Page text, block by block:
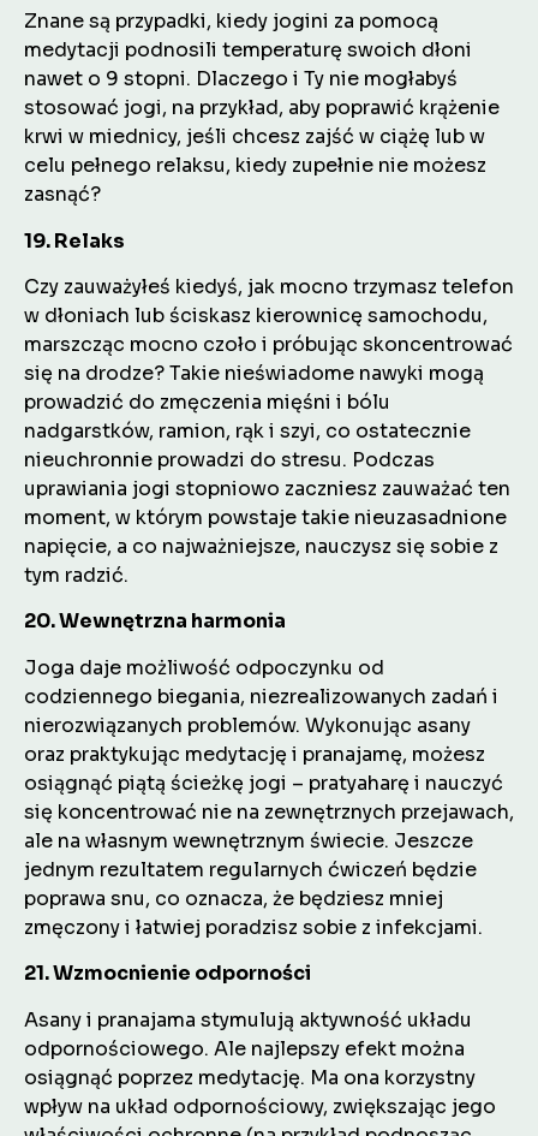
Znane są przypadki, kiedy jogini za pomocą
medytacji podnosili temperaturę swoich dłoni
nawet o 9 stopni. Dlaczego i Ty nie mogłabyś
stosować jogi, na przykład, aby poprawić krążenie
krwi w miednicy, jeśli chcesz zajść w ciążę lub w
celu pełnego relaksu, kiedy zupełnie nie możesz
zasnąć?
19. Relaks
Czy zauważyłeś kiedyś, jak mocno trzymasz telefon
w dłoniach lub ściskasz kierownicę samochodu,
marszcząc mocno czoło i próbując skoncentrować
się na drodze? Takie nieświadome nawyki mogą
prowadzić do zmęczenia mięśni i bólu
nadgarstków, ramion, rąk i szyi, co ostatecznie
nieuchronnie prowadzi do stresu. Podczas
uprawiania jogi stopniowo zaczniesz zauważać ten
moment, w którym powstaje takie nieuzasadnione
napięcie, a co najważniejsze, nauczysz się sobie z
tym radzić.
20. Wewnętrzna harmonia
Joga daje możliwość odpoczynku od
codziennego biegania, niezrealizowanych zadań i
nierozwiązanych problemów. Wykonując asany
oraz praktykując medytację i pranajamę, możesz
osiągnąć piątą ścieżkę jogi – pratyaharę i nauczyć
się koncentrować nie na zewnętrznych przejawach,
ale na własnym wewnętrznym świecie. Jeszcze
jednym rezultatem regularnych ćwiczeń będzie
poprawa snu, co oznacza, że będziesz mniej
zmęczony i łatwiej poradzisz sobie z infekcjami.
21. Wzmocnienie odporności
Asany i pranajama stymulują aktywność układu
odpornościowego. Ale najlepszy efekt można
osiągnąć poprzez medytację. Ma ona korzystny
wpływ na układ odpornościowy, zwiększając jego